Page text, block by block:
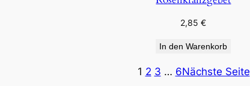
2,85€
In den Warenkorb
1 2 3 … 6Nächste Seite